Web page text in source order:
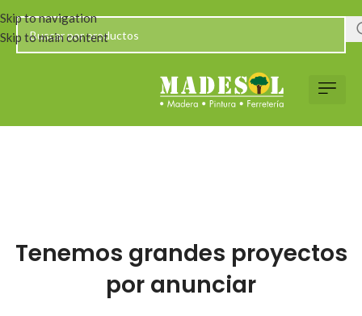
Skip to navigation
Skip to main content
Tenemos grandes proyectos
por anunciar